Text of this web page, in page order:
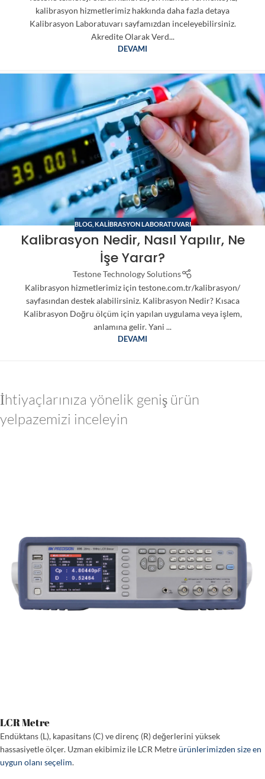
kalibrasyon hizmetlerimiz hakkında daha fazla detaya
Kalibrasyon Laboratuvarı sayfamızdan inceleyebilirsiniz.
Akredite Olarak Verd...
DEVAMI
BLOG, KALIBRASYON LABORATUVARI
Kalibrasyon Nedir, Nasıl Yapılır, Ne
İşe Yarar?
Testone Technology Solutions
Kalibrasyon hizmetlerimiz için testone.com.tr/kalibrasyon/
sayfasından destek alabilirsiniz. Kalibrasyon Nedir? Kısaca
Kalibrasyon Doğru ölçüm için yapılan uygulama veya işlem,
anlamına gelir. Yani ...
DEVAMI
İhtiyaçlarınıza yönelik geniş ürün
yelpazemizi inceleyin
LCR Metre
Endüktans (L), kapasitans (C) ve direnç (R) değerlerini yüksek
hassasiyetle ölçer. Uzman ekibimiz ile LCR Metreürünlerimizden size en
uygun olanı seçelim.